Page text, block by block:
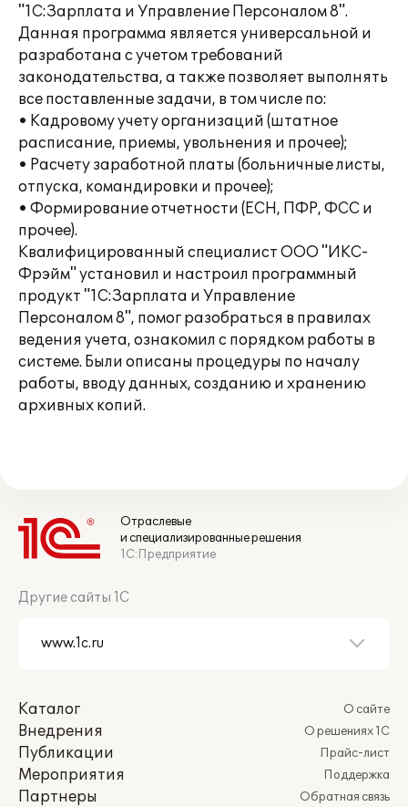
"1С:Зарплата и Управление Персоналом 8".
Данная программа является универсальной и
разработана с учетом требований
законодательства, а также позволяет выполнять
все поставленные задачи, в том числе по:
• Кадровому учету организаций (штатное
расписание, приемы, увольнения и прочее);
• Расчету заработной платы (больничные листы,
отпуска, командировки и прочее);
• Формирование отчетности (ЕСН, ПФР, ФСС и
прочее).
Квалифицированный специалист ООО "ИКС-
Фрэйм" установил и настроил программный
продукт "1С:Зарплата и Управление
Персоналом 8", помог разобраться в правилах
ведения учета, ознакомил с порядком работы в
системе. Были описаны процедуры по началу
работы, вводу данных, созданию и хранению
архивных копий.
Отраслевые
и специализированные решения
1С:Предприятие
Другие сайты 1С
Каталог
Внедрения
Публикации
Мероприятия
Партнеры
О сайте
О решениях 1С
Прайс-лист
Поддержка
Обратная связь